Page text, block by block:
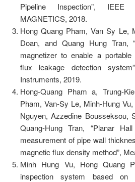
Pipeline Inspection”, IEEE
MAGNETICS, 2018.
Hong Quang Pham, Van Sy Le,
Doan, and Quang Hung Tran,
magnetizer to enable a portable
flux leakage detection
Instruments, 2019.
Hong-Quang Pham a, Trung-
Pham, Van-Sy Le, Minh-Hung
Nguyen, Azzedine Bousseksou,
Quang-Hung Tran, “Planar
measurement of pipe wall
magnetic flux density method”,
Minh Hung Vu, Hong Quang
inspection system based on